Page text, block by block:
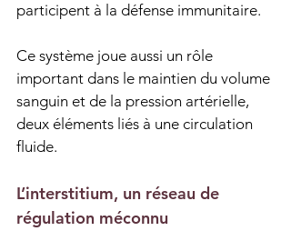
participent à la défense immunitaire.
Ce système joue aussi un rôle
important dans le maintien du volume
sanguin et de la pression artérielle,
deux éléments liés à une circulation
fluide.
L’interstitium, un réseau de
régulation méconnu